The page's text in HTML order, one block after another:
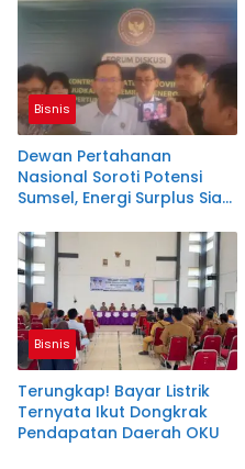
Bisnis
Dewan Pertahanan
Nasional Soroti Potensi
Sumsel, Energi Surplus Siap
Bisnis
Terungkap! Bayar Listrik
Ternyata Ikut Dongkrak
Pendapatan Daerah OKU